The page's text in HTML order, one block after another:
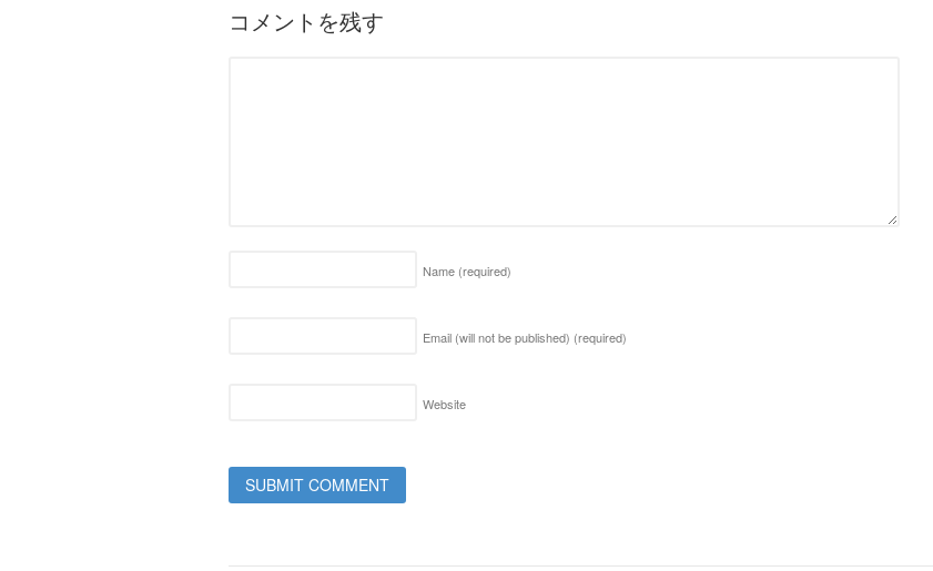
コメントを残す
Name (required)
Email (will not be published) (required)
Website